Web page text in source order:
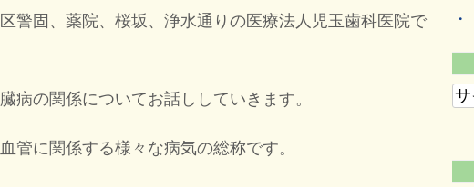
警固、薬院、桜坂、浄水通りの医療法人児玉歯科医院で
病の関係についてお話ししていきます。
管に関係する様々な病気の総称です。